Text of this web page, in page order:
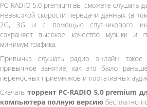
PC-RADIO 5.0 premium вы сможете слушать
невысокой скорости передачи данных (в
2G, 3G и с помощью спутникового
сохраняет высокое качество музыки и
минимум трафика.
Привычка слушать радио онлайн
привычное занятие, как это было
переносных приёмников и портативных
Скачать торрент PC-RADIO 5.0 premium
компьютера полную версию бесплатно